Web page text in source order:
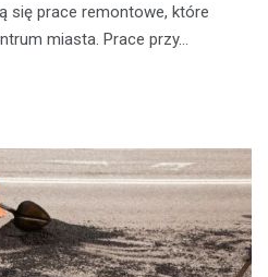
się prace remontowe, które
miasta. Prace przy…